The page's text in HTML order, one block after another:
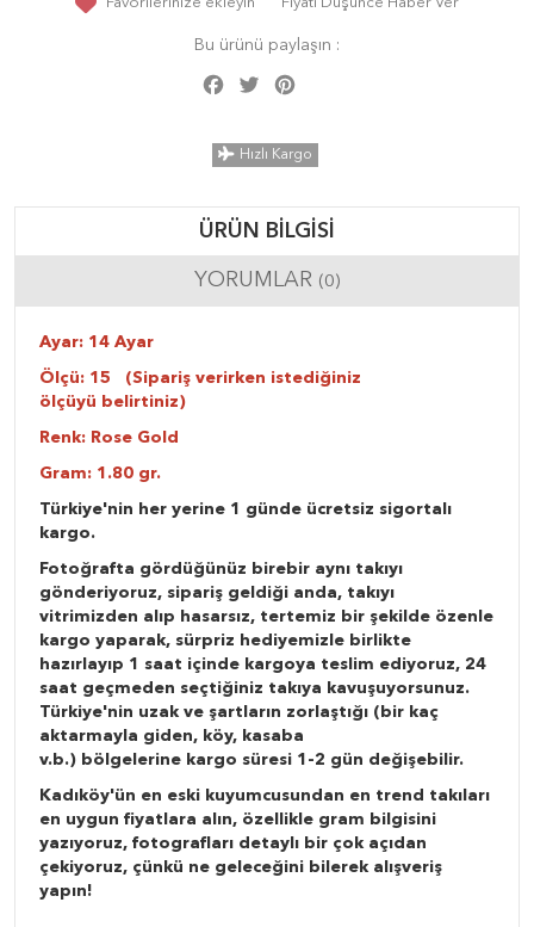
Bu ürünü paylaşın :
Facebook
Twitter
Hızlı Kargo
ÜRÜN BILGISI
YORUMLAR (0)
Ayar: 14 Ayar
Ölçü: 15 (Sipariş verirken istediğiniz
ölçüyü belirtiniz)
Renk: Rose Gold
Gram: 1.80 gr.
Türkiye'nin her yerine 1 günde ücretsiz sigortalı
kargo.
Fotoğrafta gördüğünüz birebir aynı takıyı
gönderiyoruz, sipariş geldiği anda, takıyı
vitrimizden alıp hasarsız, tertemiz bir şekilde özenle
kargo yaparak, sürpriz hediyemizle birlikte
hazırlayıp 1 saat içinde kargoya teslim ediyoruz, 24
saat geçmeden seçtiğiniz takıya kavuşuyorsunuz.
Türkiye'nin uzak ve şartların zorlaştığı (bir kaç
aktarmayla giden, köy, kasaba
v.b.) bölgelerine kargo süresi 1-2 gün değişebilir.
Kadıköy'ün en eski kuyumcusundan en trend takıları
en uygun fiyatlara alın, özellikle gram bilgisini
yazıyoruz, fotografları detaylı bir çok açıdan
çekiyoruz, çünkü ne geleceğini bilerek alışveriş
yapın!